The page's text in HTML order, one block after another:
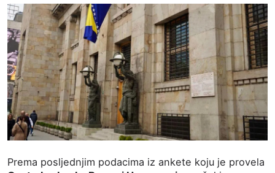
Prema posljednjim podacima iz ankete koju je provela